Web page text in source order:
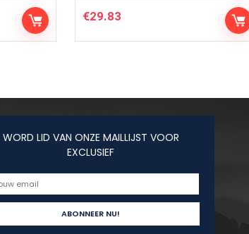
€29.83
WORD LID VAN ONZE MAILLIJST VOOR
EXCLUSIEF